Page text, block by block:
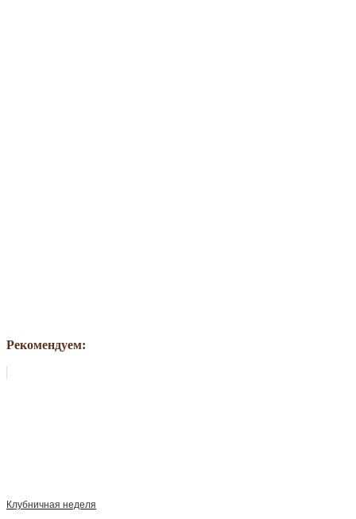
Рекомендуем:
Клубничная неделя